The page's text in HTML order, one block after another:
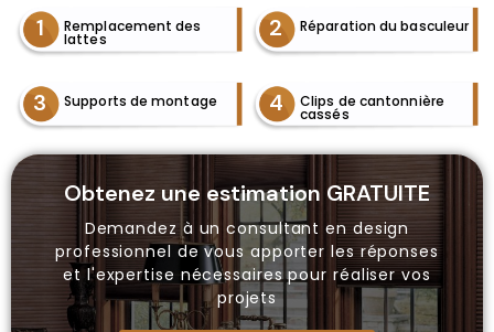
1 Remplacement des
lattes
Réparation du basculeur
2
Supports de montage
3 Clips de cantonnière
cassés
4
Obtenez une estimation GRATUITE
Demandez à un consultant en design
professionnel de vous apporter les réponses
et l'expertise nécessaires pour réaliser vos
projets